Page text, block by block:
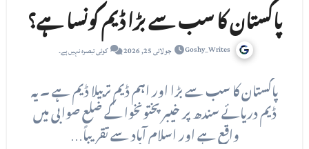
پاکستان کا سب سے بڑا ڈیم کونسا ہے؟
Goshy_Writes جولائی 25, 2026 کوئی تبصرہ نہیں ہے۔
پاکستان کا سب سے بڑا اور اہم ڈیم تربیلا ڈیم ہے ۔ یہ
ڈیم دریائے سندھ پر خیبر پختونخوا کے ضلع صوابی میں
واقع ہے اور اسلام آباد سے تقریباً…